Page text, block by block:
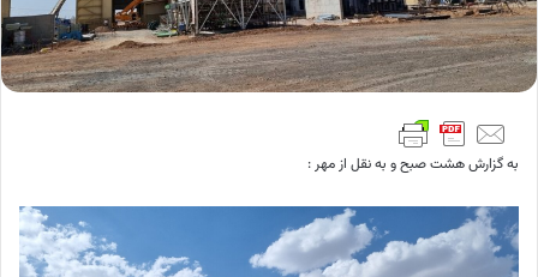
به گزارش هشت صبح و به نقل از مهر :